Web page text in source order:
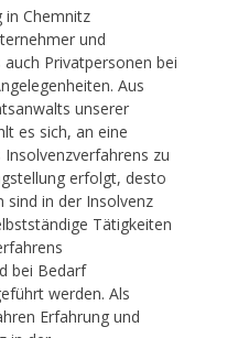
in Chemnitz
und
Privatpersonen bei
Aus
unserer
es sich, an eine
zu
erfolgt, desto
sind in der Insolvenz
Tätigkeiten
bei Bedarf
werden. Als
Erfahrung und